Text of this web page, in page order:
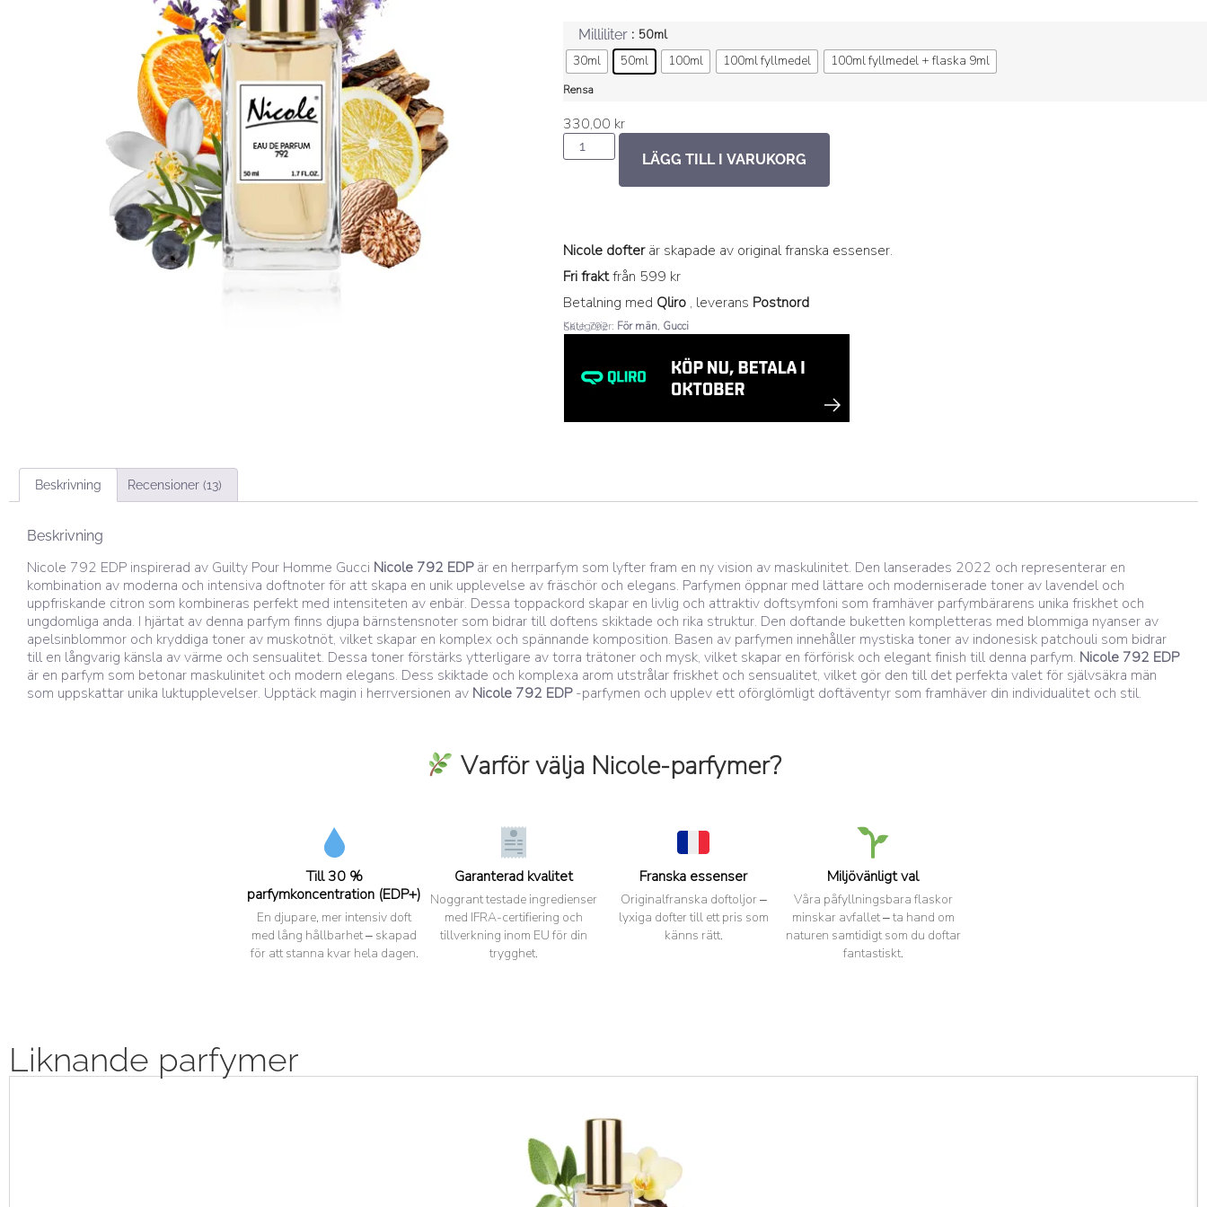
Milliliter : 50ml
30ml 50ml 100ml 100ml fyllmedel 100ml fyllmedel + flaska 9ml
Rensa
330,00 kr
LÄGG TILL I VARUKORG
Nicole dofterär skapade av original franska essenser.
Fri fraktfrån 599 kr
Betalning med Qliro , leverans Postnord
SKU: 792
Kategorier: För män, Gucci
Beskrivning Recensioner (13)
Beskrivning
Nicole 792 EDP inspirerad av Guilty Pour Homme Gucci Nicole 792 EDPär en herrparfym som lyfter fram en ny vision av maskulinitet. Den lanserades 2022 och representerar en
kombination av moderna och intensiva doftnoter för att skapa en unik upplevelse av fräschör och elegans. Parfymen öppnar med lättare och moderniserade toner av lavendel och
uppfriskande citron som kombineras perfekt med intensiteten av enbär. Dessa toppackord skapar en livlig och attraktiv doftsymfoni som framhäver parfymbärarens unika friskhet och
ungdomliga anda. I hjärtat av denna parfym finns djupa bärnstensnoter som bidrar till doftens skiktade och rika struktur. Den doftande buketten kompletteras med blommiga nyanser av
apelsinblommor och kryddiga toner av muskotnöt, vilket skapar en komplex och spännande komposition. Basen av parfymen innehåller mystiska toner av indonesisk patchouli som bidrar
till en långvarig känsla av värme och sensualitet. Dessa toner förstärks ytterligare av torra trätoner och mysk, vilket skapar en förförisk och elegant finish till denna parfym. Nicole 792 EDP
är en parfym som betonar maskulinitet och modern elegans. Dess skiktade och komplexa arom utstrålar friskhet och sensualitet, vilket gör den till det perfekta valet för självsäkra män
som uppskattar unika luktupplevelser. Upptäck magin i herrversionen av Nicole 792 EDP-parfymen och upplev ett oförglömligt doftäventyr som framhäver din individualitet och stil.
Varför välja Nicole-parfymer?
Till 30 %
parfymkoncentration (EDP+)
En djupare, mer intensiv doft
med lång hållbarhet – skapad
för att stanna kvar hela dagen.
Garanterad kvalitet
Noggrant testade ingredienser
med IFRA-certifiering och
tillverkning inom EU för din
trygghet.
Franska essenser
Originalfranska doftoljor –
lyxiga dofter till ett pris som
känns rätt.
Miljövänligt val
Våra påfyllningsbara flaskor
minskar avfallet – ta hand om
naturen samtidigt som du doftar
fantastiskt.
Liknande parfymer